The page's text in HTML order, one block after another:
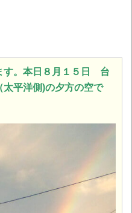
す。本日８月１５日 台
平洋側)の夕方の空で